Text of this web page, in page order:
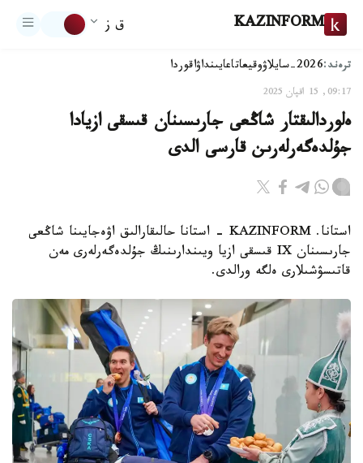
KAZINFORM ق ز
ترەند:2026-سايلاۋ وقيعاتاعايىنداۋاقوردا
09:17, 15 اقپان 2025
ەلوردالىقتار شاڭعى جارىسىنان قىسقى ازيادا
جۇلدەگەرلەرىن قارسى الدى
استانا. KAZINFORM - استانا حالىقارالىق اۋەجايىنا شاڭعى
جارىسىنان IX قىسقى ازيا ويىندارىنىڭ جۇلدەگەرلەرى مەن
قاتىسۋشىلارى ەلگە ورالدى.